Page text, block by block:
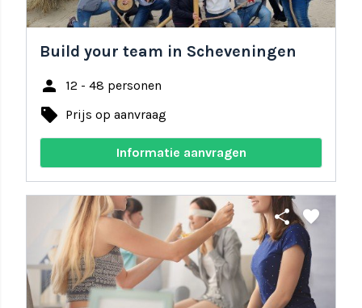
Build your team in Scheveningen
person 12 - 48 personen
local_offer Prijs op aanvraag
Informatie aanvragen
share favorite